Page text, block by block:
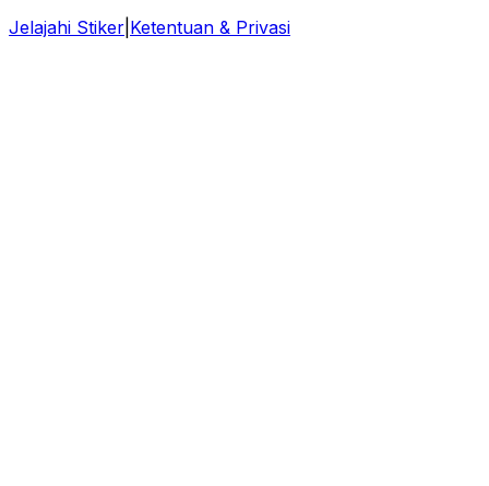
Jelajahi Stiker Ketentuan & Privasi